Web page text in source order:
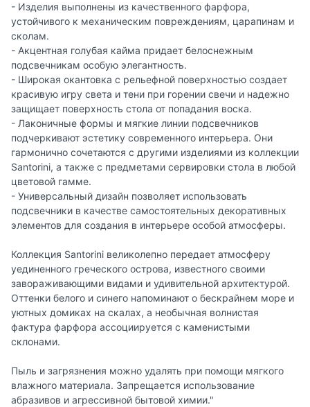
- Изделия выполнены из качественного фарфора,
устойчивого к механическим повреждениям, царапинам и
сколам.
- Акцентная голубая кайма придает белоснежным
подсвечникам особую элегантность.
- Широкая окантовка с рельефной поверхностью создает
красивую игру света и тени при горении свечи и надежно
защищает поверхность стола от попадания воска.
- Лаконичные формы и мягкие линии подсвечников
подчеркивают эстетику современного интерьера. Они
гармонично сочетаются с другими изделиями из коллекции
Santorini, а также с предметами сервировки стола в любой
цветовой гамме.
- Универсальный дизайн позволяет использовать
подсвечники в качестве самостоятельных декоративных
элементов для создания в интерьере особой атмосферы.
Коллекция Santorini великолепно передает атмосферу
уединенного греческого острова, известного своими
завораживающими видами и удивительной архитектурой.
Оттенки белого и синего напоминают о бескрайнем море и
уютных домиках на скалах, а необычная волнистая
фактура фарфора ассоциируется с каменистыми
склонами.
Пыль и загрязнения можно удалять при помощи мягкого
влажного материала. Запрещается использование
абразивов и агрессивной бытовой химии."